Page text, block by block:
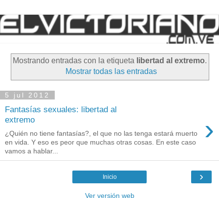
Mostrando entradas con la etiqueta libertad al extremo.
Mostrar todas las entradas
5 jul 2012
Fantasías sexuales: libertad al
extremo
›
¿Quién no tiene fantasías?, el que no las tenga estará muerto
en vida. Y eso es peor que muchas otras cosas. En este caso
vamos a hablar...
›
Inicio
Ver versión web